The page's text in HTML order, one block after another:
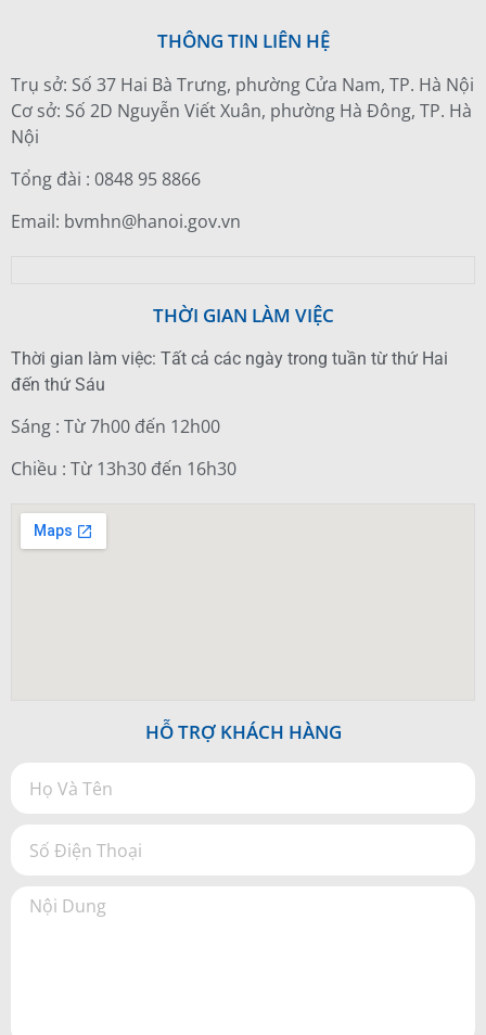
THÔNG TIN LIÊN HỆ
Trụ sở: Số 37 Hai Bà Trưng, phường Cửa Nam, TP. Hà Nội
Cơ sở: Số 2D Nguyễn Viết Xuân, phường Hà Đông, TP. Hà
Nội
Tổng đài : 0848 95 8866
Email: bvmhn@hanoi.gov.vn
THỜI GIAN LÀM VIỆC
Thời gian làm việc: Tất cả các ngày trong tuần từ thứ Hai
đến thứ Sáu
Sáng : Từ 7h00 đến 12h00
Chiều : Từ 13h30 đến 16h30
HỖ TRỢ KHÁCH HÀNG